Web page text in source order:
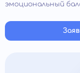
эмоциональный